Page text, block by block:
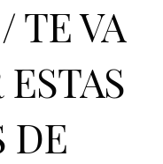
TE VA
DE